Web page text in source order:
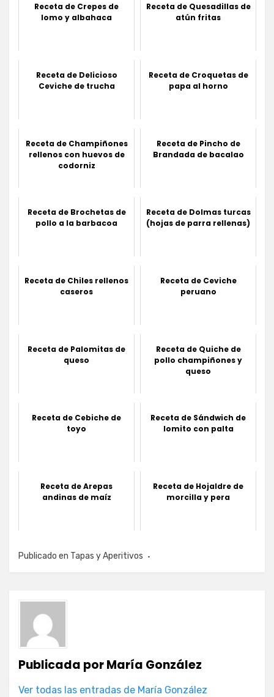
Receta de Crepes de
lomo y albahaca
Receta de Quesadillas de
atún fritas
Receta de Delicioso
Ceviche de trucha
Receta de Croquetas de
papa al horno
Receta de Champiñones
rellenos con huevos de
codorniz
Receta de Pincho de
Brandada de bacalao
Receta de Brochetas de
pollo a la barbacoa
Receta de Dolmas turcas
(hojas de parra rellenas)
Receta de Chiles rellenos
caseros
Receta de Ceviche
peruano
Receta de Palomitas de
queso
Receta de Quiche de
pollo champiñones y
queso
Receta de Cebiche de
toyo
Receta de Sándwich de
lomito con palta
Receta de Arepas
andinas de maíz
Receta de Hojaldre de
morcilla y pera
Publicado en Tapas y Aperitivos
Publicada porMaría González
Ver todas las entradas de María González